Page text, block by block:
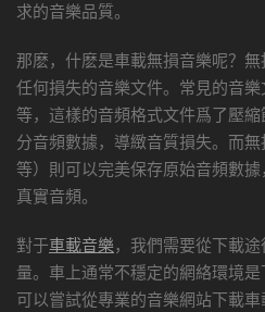
求的音樂品質。
那麽，什麽是車載無損音樂呢？
任何損失的音樂文件。常見的音
等，這樣的音頻格式文件爲了壓
分音頻數據，導緻音質損失。而
等）則可以完美保存原始音頻數
真實音頻。
對于車載音樂 ，我們需要從下載
量。車上通常不穩定的網絡環境
可以嘗試從專業的音樂網站下載